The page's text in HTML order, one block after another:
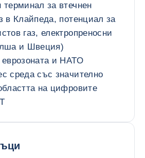
терминал за втечнен
в Клайпеда, потенциал за
газ, електропреносни
и Швеция)
и НАТО
среда със значително
на цифровите